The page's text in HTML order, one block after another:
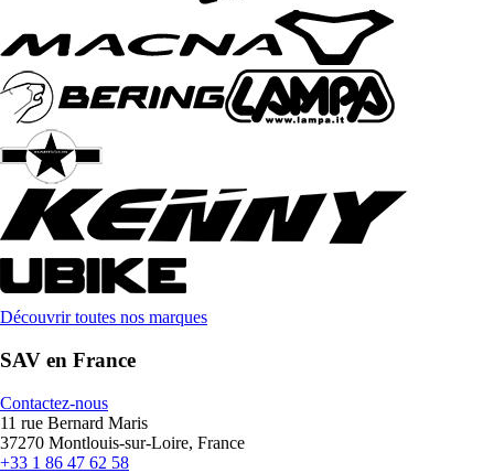
Découvrir toutes nos marques
SAV en France
Contactez-nous
11 rue Bernard Maris
37270 Montlouis-sur-Loire, France
+33 1 86 47 62 58